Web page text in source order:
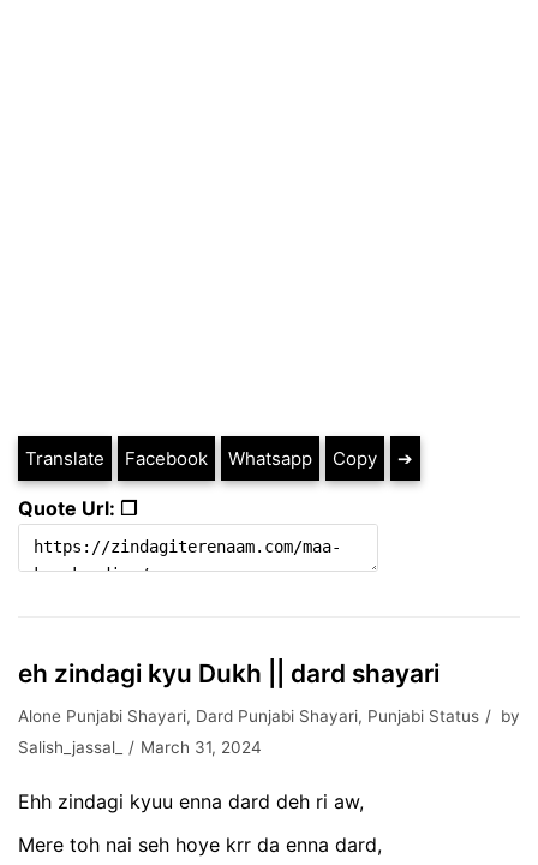
Translate Facebook Whatsapp Copy ➔
Quote Url: ❐
eh zindagi kyu Dukh || dard shayari
Alone Punjabi Shayari, Dard Punjabi Shayari, Punjabi Status
by
Salish_jassal_
March 31, 2024
Ehh zindagi kyuu enna dard deh ri aw,
Mere toh nai seh hoye krr da enna dard,